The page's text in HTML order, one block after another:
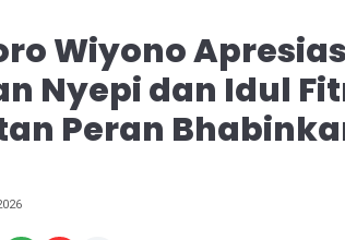
Wiyono
Nyepi dan Idul
Peran